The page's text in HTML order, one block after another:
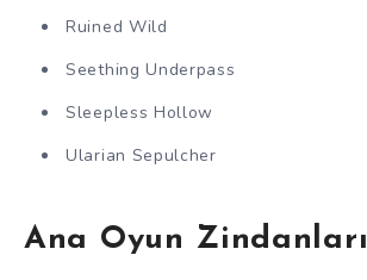
Ruined Wild
Seething Underpass
Sleepless Hollow
Ularian Sepulcher
Ana Oyun Zindanları